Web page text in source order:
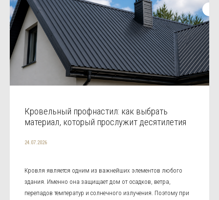
Кровельный профнастил: как выбрать
материал, который прослужит десятилетия
24.07.2026
Кровля является одним из важнейших элементов любого
здания. Именно она защищает дом от осадков, ветра,
перепадов температур и солнечного излучения. Поэтому при